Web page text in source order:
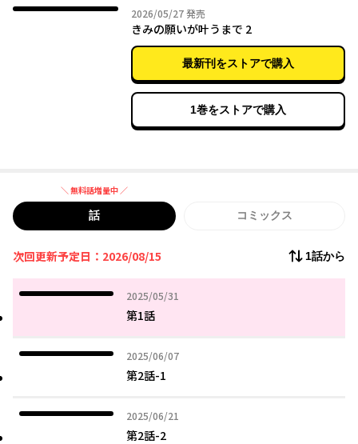
2026/05/272026年05月27日
発売
きみの願いが叶うまで 2
最新刊をストアで購入
1巻をストアで購入
＼ 無料話増量中 ／
無料話増量中
話 コミックス
次回更新予定日：2026/08/15 1話から
2025/05/31
2025年05月31日
第1話
2025/06/07
2025年06月07日
第2話-1
2025/06/21
2025年06月21日
第2話-2